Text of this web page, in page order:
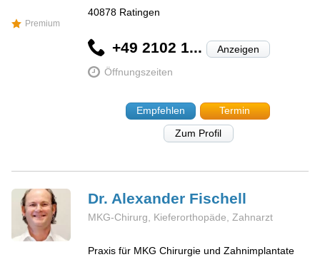
Premium
40878 Ratingen
+49 2102 1... Anzeigen
Öffnungszeiten
Empfehlen
Termin
Zum Profil
Dr. Alexander Fischell
MKG-Chirurg, Kieferorthopäde, Zahnarzt
Praxis für MKG Chirurgie und Zahnimplantate